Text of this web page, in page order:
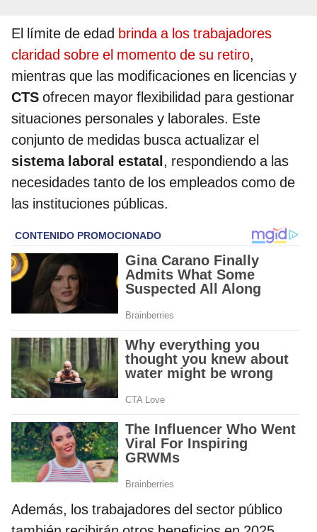
El límite de edad brinda a los trabajadores
claridad sobre el momento de su retiro,
mientras que las modificaciones en licencias y
CTS ofrecen mayor flexibilidad para gestionar
situaciones personales y laborales. Este
conjunto de medidas busca actualizar el
sistema laboral estatal, respondiendo a las
necesidades tanto de los empleados como de
las instituciones públicas.
Además, los trabajadores del sector público